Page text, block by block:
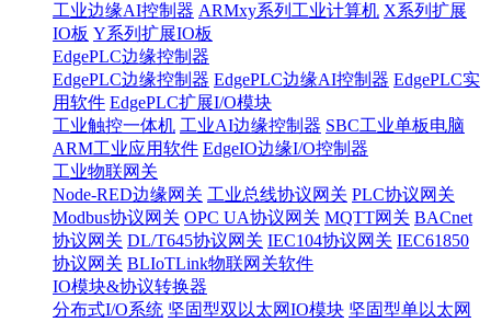
工业边缘AI控制器 ARMxy系列工业计算机 X系列扩展
IO板 Y系列扩展IO板
EdgePLC边缘控制器
EdgePLC边缘控制器 EdgePLC边缘AI控制器 EdgePLC实
用软件 EdgePLC扩展I/O模块
工业触控一体机 工业AI边缘控制器 SBC工业单板电脑
ARM工业应用软件 EdgeIO边缘I/O控制器
工业物联网关
Node-RED边缘网关 工业总线协议网关 PLC协议网关
Modbus协议网关 OPC UA协议网关 MQTT网关 BACnet
协议网关 DL/T645协议网关 IEC104协议网关 IEC61850
协议网关 BLIoTLink物联网关软件
IO模块&协议转换器
分布式I/O系统 坚固型双以太网IO模块 坚固型单以太网